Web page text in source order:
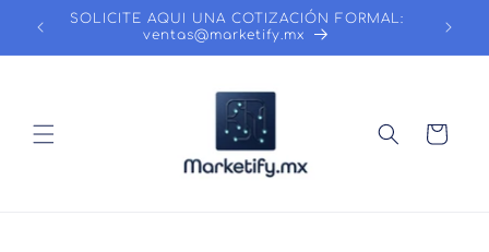
directamenteSOLICITE AQUI UNA COTIZACIÓN FORMAL:
ventas@marketify.mx
Carrito